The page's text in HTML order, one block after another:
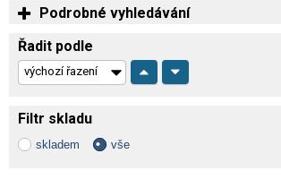
Podrobné vyhledávání
Řadit podle
Filtr skladu
skladem vše